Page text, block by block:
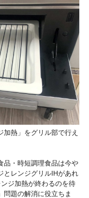
加熱」をグリル部で行え
品・時短調理食品は今や
とレンジグリルIHがあれ
ジ加熱が終わるのを待
問題の解消に役立ちま